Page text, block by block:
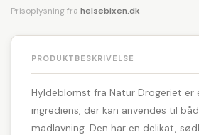
Prisoplysning fra helsebixen.dk
PRODUKTBESKRIVELSE
Hyldeblomst fra Natur Drogeriet er
ingrediens, der kan anvendes til
madlavning. Den har en delikat,